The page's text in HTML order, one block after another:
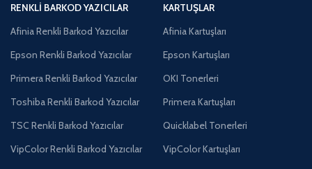
RENKLI BARKOD YAZICILAR
Afinia Renkli Barkod Yazıcılar
Epson Renkli Barkod Yazıcılar
Primera Renkli Barkod Yazıcılar
Toshiba Renkli Barkod Yazıcılar
TSC Renkli Barkod Yazıcılar
VipColor Renkli Barkod Yazıcılar
KARTUŞLAR
Afinia Kartuşları
Epson Kartuşları
OKI Tonerleri
Primera Kartuşları
Quicklabel Tonerleri
VipColor Kartuşları